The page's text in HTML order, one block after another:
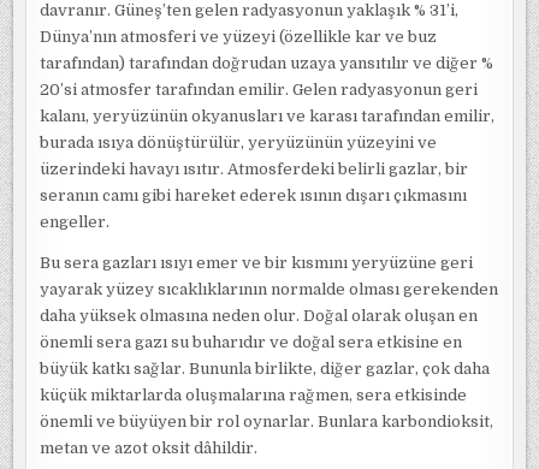
davranır. Güneş’ten gelen radyasyonun yaklaşık % 31’i,
Dünya’nın atmosferi ve yüzeyi (özellikle kar ve buz
tarafından) tarafından doğrudan uzaya yansıtılır ve diğer %
20’si atmosfer tarafından emilir. Gelen radyasyonun geri
kalanı, yeryüzünün okyanusları ve karası tarafından emilir,
burada ısıya dönüştürülür, yeryüzünün yüzeyini ve
üzerindeki havayı ısıtır. Atmosferdeki belirli gazlar, bir
seranın camı gibi hareket ederek ısının dışarı çıkmasını
engeller.
Bu sera gazları ısıyı emer ve bir kısmını yeryüzüne geri
yayarak yüzey sıcaklıklarının normalde olması gerekenden
daha yüksek olmasına neden olur. Doğal olarak oluşan en
önemli sera gazı su buharıdır ve doğal sera etkisine en
büyük katkı sağlar. Bununla birlikte, diğer gazlar, çok daha
küçük miktarlarda oluşmalarına rağmen, sera etkisinde
önemli ve büyüyen bir rol oynarlar. Bunlara karbondioksit,
metan ve azot oksit dâhildir.